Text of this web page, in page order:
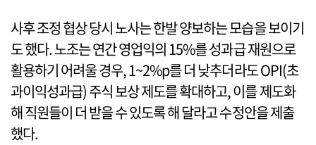
사후 조정 협상 당시 노사는 한발 양보하는 모습을 보이기
도 했다. 노조는 연간 영업익의 15%를 성과급 재원으로
활용하기 어려울 경우, 1~2%p를 더 낮추더라도 OPI(초
과이익성과급) 주식 보상 제도를 확대하고, 이를 제도화
해 직원들이 더 받을 수 있도록 해 달라고 수정안을 제출
했다.